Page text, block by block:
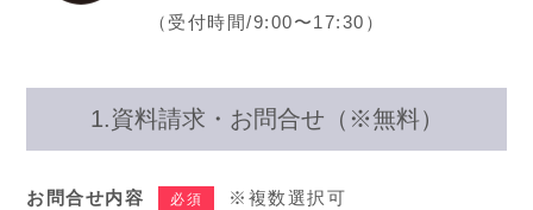
（受付時間/9:00〜17:30）
1.資料請求・お問合せ（※無料）
お問合せ内容 必須 ※複数選択可